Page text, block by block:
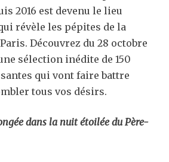
2016 est devenu le lieu
révèle les pépites de la
Découvrez du 28 octobre
sélection inédite de 150
qui vont faire battre
tous vos désirs.
dans la nuit étoilée du Père-